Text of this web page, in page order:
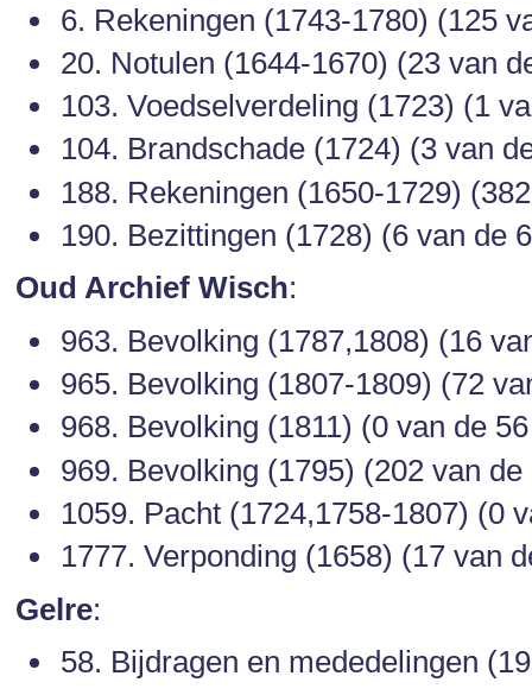
6. Rekeningen (1743-1780) (125
20. Notulen (1644-1670) (23 van
103. Voedselverdeling (1723) (1
104. Brandschade (1724) (3 van
188. Rekeningen (1650-1729)
190. Bezittingen (1728) (6 van de
Oud Archief Wisch:
963. Bevolking (1787,1808) (16
965. Bevolking (1807-1809) (72
968. Bevolking (1811) (0 van de
969. Bevolking (1795) (202 van
1059. Pacht (1724,1758-1807) (0
1777. Verponding (1658) (17 van
Gelre:
58. Bijdragen en mededelingen